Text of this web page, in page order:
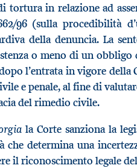
in relazione ad
96 (sulla procedibilità
della denuncia. La
o meno di un
l’entrata in vigore della
e penale, al fine di
del rimedio civile.
la Corte sanziona la
determina una
il riconoscimento legale